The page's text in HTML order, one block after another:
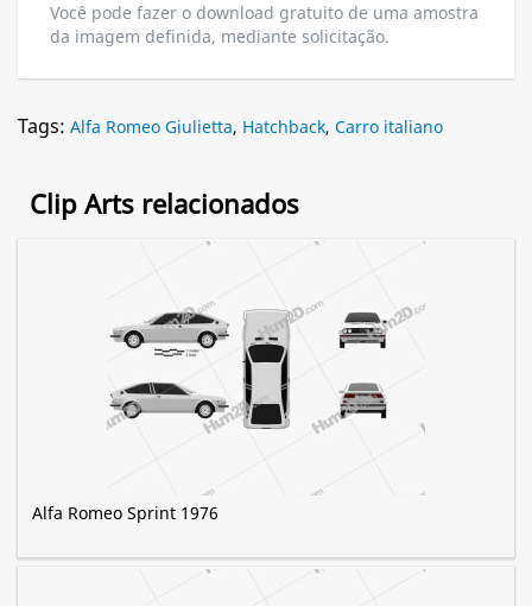
Você pode fazer o download gratuito de uma amostra
da imagem definida, mediante solicitação.
Tags: Alfa Romeo Giulietta, Hatchback, Carro italiano
Clip Arts relacionados
Alfa Romeo Sprint 1976